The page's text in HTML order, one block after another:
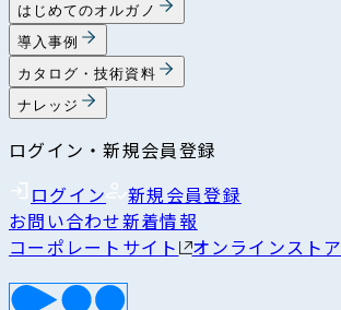
はじめてのオルガノ
導入事例
カタログ・技術資料
ナレッジ
ログイン・新規会員登録
ログイン
新規会員登録
お問い合わせ新着情報
コーポレートサイト
オンラインストア